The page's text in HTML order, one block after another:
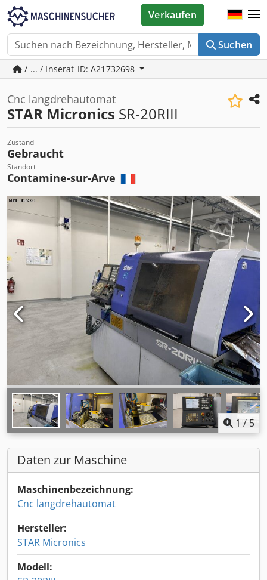
Suchen
Verkaufen
/ ... / Inserat-ID: A21732698
Cnc langdrehautomat
STAR Micronics SR-20RIII
Zustand
Gebraucht
Standort
Contamine-sur-Arve
1 / 5
Daten zur Maschine
Maschinenbezeichnung:
Cnc langdrehautomat
Hersteller:
STAR Micronics
Modell: